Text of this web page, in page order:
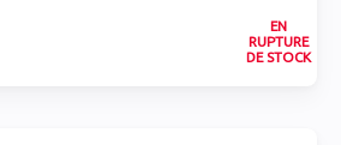
EN
RUPTURE
DE STOCK